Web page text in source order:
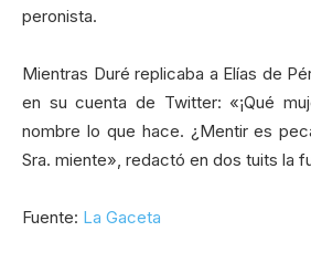
peronista.
Mientras Duré replicaba a Elías de
en su cuenta de Twitter: «¡Qué
nombre lo que hace. ¿Mentir es
Sra. miente», redactó en dos tuits la
Fuente: La Gaceta